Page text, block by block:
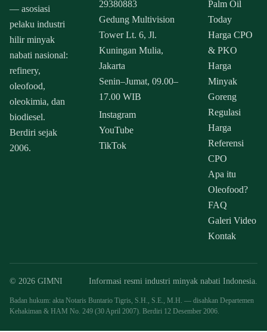
— asosiasi
pelaku industri
hilir minyak
nabati nasional:
refinery,
oleofood,
oleokimia, dan
biodiesel.
Berdiri sejak
2006.
29380883
Gedung Multivision
Tower Lt. 6, Jl.
Kuningan Mulia,
Jakarta
Senin–Jumat, 09.00–
17.00 WIB
Instagram
YouTube
TikTok
Palm Oil
Today
Harga CPO
& PKO
Harga
Minyak
Goreng
Regulasi
Harga
Referensi
CPO
Apa itu
Oleofood?
FAQ
Galeri Video
Kontak
© 2026 GIMNI Informasi resmi industri minyak nabati Indonesia.
Badan hukum: akta Notaris Buntario Tigris, S.H., S.E., M.H. — disahkan Departemen
Kehakiman & HAM No. 249 (30 April 2007). Berdiri 12 Desember 2006.